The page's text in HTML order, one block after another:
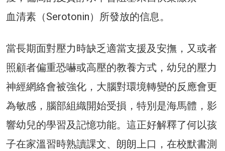
血清素（Serotonin）所發放的信息。
當長期面對壓力時缺乏適當支援及安撫，又或者
照顧者偏重恐嚇或高壓的教養方式，幼兒的壓力
神經網絡會被強化，大腦對環境轉變的反應會更
為敏感，腦部組織開始受損，特別是海馬體，影
響幼兒的學習及記憶功能。這正好解釋了何以孩
子在家溫習時熟讀課文、朗朗上口，在校默書測